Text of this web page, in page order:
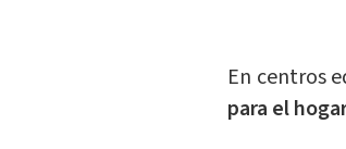
En centros
para el